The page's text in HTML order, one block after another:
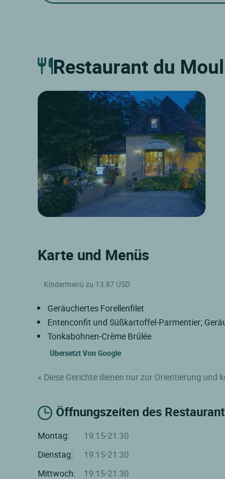
Restaurant du
Karte und Menüs
Kindermenü zu 13.87 USD
Geräuchertes Forellenfilet
Entenconfit und Süßkartoffel-Parmentier;
Tonkabohnen-Crème Brûlée
Übersetzt Von Google
« Diese Gerichte dienen nur zur Orientierung
Öffnungszeiten des
Montag:
19:15-21:30
Dienstag:
19:15-21:30
Mittwoch:
19:15-21:30